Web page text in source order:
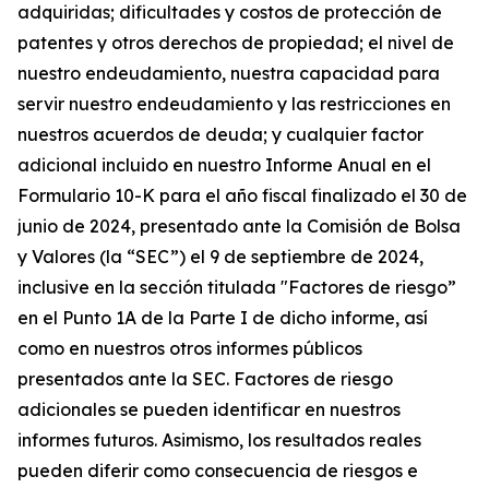
adquiridas; dificultades y costos de protección de
patentes y otros derechos de propiedad; el nivel de
nuestro endeudamiento, nuestra capacidad para
servir nuestro endeudamiento y las restricciones en
nuestros acuerdos de deuda; y cualquier factor
adicional incluido en nuestro Informe Anual en el
Formulario 10-K para el año fiscal finalizado el 30 de
junio de 2024, presentado ante la Comisión de Bolsa
y Valores (la “SEC”) el 9 de septiembre de 2024,
inclusive en la sección titulada "Factores de riesgo”
en el Punto 1A de la Parte I de dicho informe, así
como en nuestros otros informes públicos
presentados ante la SEC. Factores de riesgo
adicionales se pueden identificar en nuestros
informes futuros. Asimismo, los resultados reales
pueden diferir como consecuencia de riesgos e